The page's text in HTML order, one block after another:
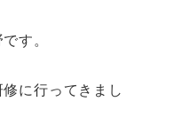
す。
に行ってきまし